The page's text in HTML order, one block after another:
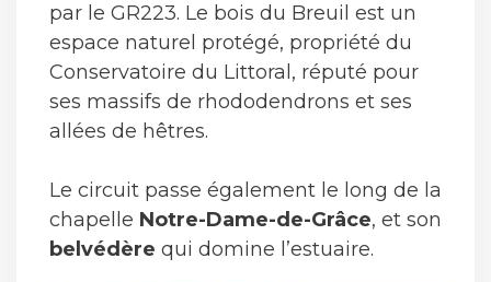
par le GR223. Le bois du Breuil est un
espace naturel protégé, propriété du
Conservatoire du Littoral, réputé pour
ses massifs de rhododendrons et ses
allées de hêtres.
Le circuit passe également le long de la
chapelle Notre-Dame-de-Grâce, et son
belvédère qui domine l’estuaire.